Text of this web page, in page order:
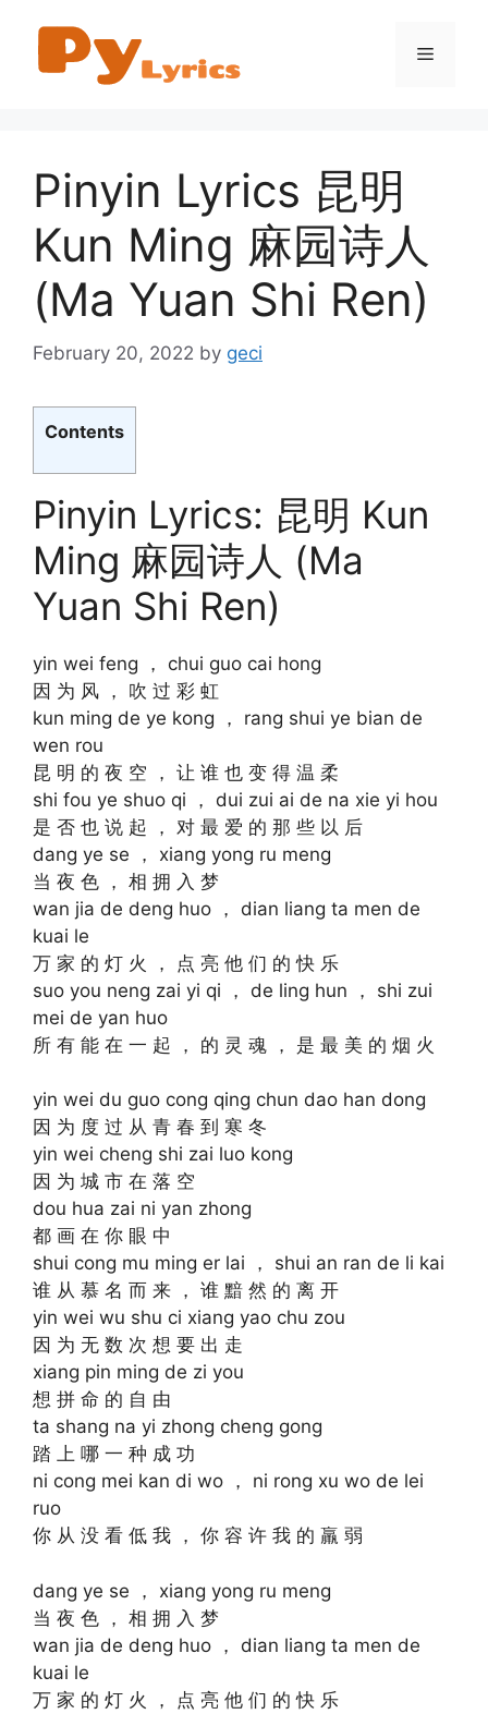
content
Menu
Pinyin Lyrics 昆明
Kun Ming 麻园诗人
(Ma Yuan Shi Ren)
February 20, 2022 by geci
Contents
Pinyin Lyrics: 昆明 Kun
Ming 麻园诗人 (Ma
Yuan Shi Ren)
yin wei feng ， chui guo cai hong
因 为 风 ， 吹 过 彩 虹
kun ming de ye kong ， rang shui ye bian de
wen rou
昆 明 的 夜 空 ， 让 谁 也 变 得 温 柔
shi fou ye shuo qi ， dui zui ai de na xie yi hou
是 否 也 说 起 ， 对 最 爱 的 那 些 以 后
dang ye se ， xiang yong ru meng
当 夜 色 ， 相 拥 入 梦
wan jia de deng huo ， dian liang ta men de
kuai le
万 家 的 灯 火 ， 点 亮 他 们 的 快 乐
suo you neng zai yi qi ， de ling hun ， shi zui
mei de yan huo
所 有 能 在 一 起 ， 的 灵 魂 ， 是 最 美 的 烟 火
yin wei du guo cong qing chun dao han dong
因 为 度 过 从 青 春 到 寒 冬
yin wei cheng shi zai luo kong
因 为 城 市 在 落 空
dou hua zai ni yan zhong
都 画 在 你 眼 中
shui cong mu ming er lai ， shui an ran de li kai
谁 从 慕 名 而 来 ， 谁 黯 然 的 离 开
yin wei wu shu ci xiang yao chu zou
因 为 无 数 次 想 要 出 走
xiang pin ming de zi you
想 拼 命 的 自 由
ta shang na yi zhong cheng gong
踏 上 哪 一 种 成 功
ni cong mei kan di wo ， ni rong xu wo de lei
ruo
你 从 没 看 低 我 ， 你 容 许 我 的 羸 弱
dang ye se ， xiang yong ru meng
当 夜 色 ， 相 拥 入 梦
wan jia de deng huo ， dian liang ta men de
kuai le
万 家 的 灯 火 ， 点 亮 他 们 的 快 乐